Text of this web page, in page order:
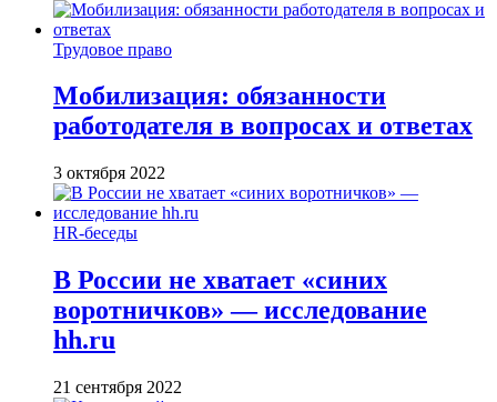
Трудовое право
Мобилизация: обязанности
работодателя в вопросах и ответах
3 октября 2022
HR-беседы
В России не хватает «синих
воротничков» — исследование
hh.ru
21 сентября 2022